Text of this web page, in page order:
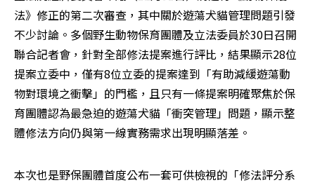
法》修正的第二次審查，其中關於遊蕩犬貓管理問題引發
不少討論。多個野生動物保育團體及立法委員於30日召開
聯合記者會，針對全部修法提案進行評比，結果顯示28位
提案立委中，僅有8位立委的提案達到「有助減緩遊蕩動
物對環境之衝擊」的門檻，且只有一條提案明確聚焦於保
育團體認為最急迫的遊蕩犬貓「衝突管理」問題，顯示整
體修法方向仍與第一線實務需求出現明顯落差。
本次也是野保團體首度公布一套可供檢視的「修法評分系